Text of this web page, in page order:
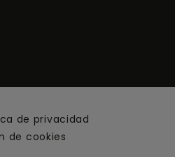
de privacidad
de cookies